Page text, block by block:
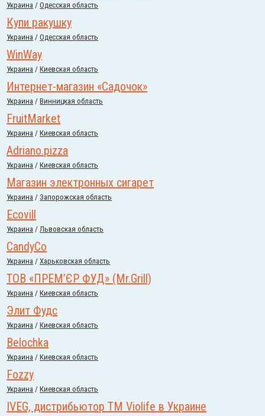
Украина /Одесская область
Купи ракушку
Украина /Одесская область
WinWay
Украина /Киевская область
Интернет-магазин «Садочок»
Украина /Винницкая область
FruitMarket
Украина /Киевская область
Adriano.pizza
Украина /Киевская область
Магазин электронных сигарет
Украина / Запорожская область
Ecovill
Украина /Львовская область
CandyCo
Украина /Харьковская область
ТОВ «ПРЕМ’ЄР ФУД» (Mr.Grill)
Украина /Киевская область
Элит Фудс
Украина /Киевская область
Belochka
Украина /Киевская область
Fozzy
Украина /Киевская область
IVEG, дистрибьютор ТМ Violife в Украине